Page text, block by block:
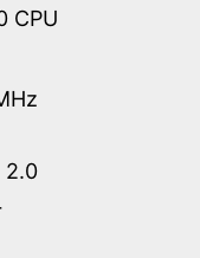
CPU
2.0